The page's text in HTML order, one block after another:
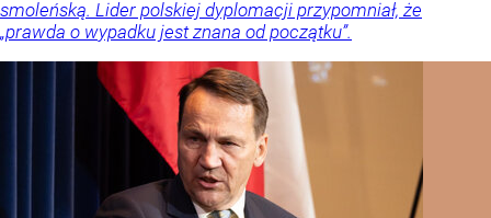
smoleńską. Lider polskiej dyplomacji przypomniał, że
„prawda o wypadku jest znana od początku”.